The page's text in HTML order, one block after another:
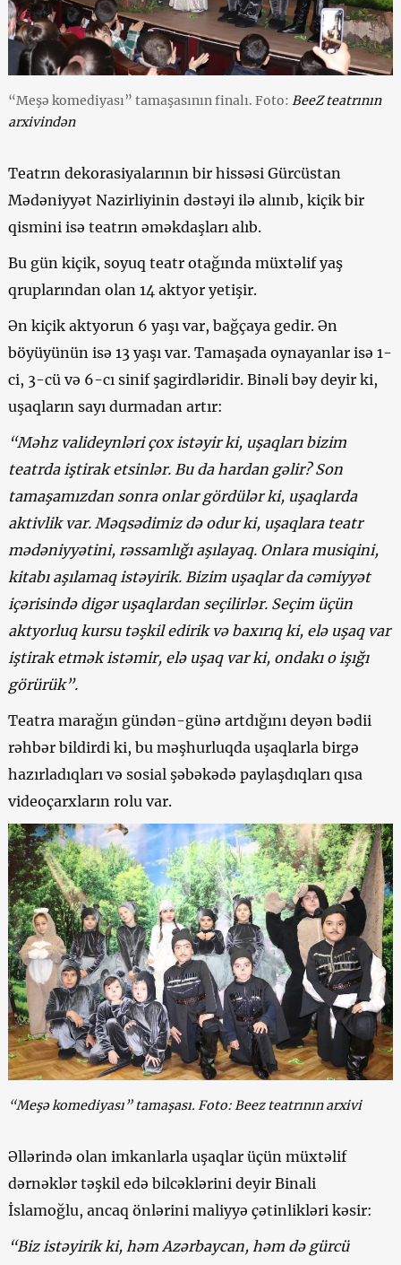
“Meşə komediyası” tamaşasının finalı. Foto: BeeZ teatrının
arxivindən
Teatrın dekorasiyalarının bir hissəsi Gürcüstan
Mədəniyyət Nazirliyinin dəstəyi ilə alınıb, kiçik bir
qismini isə teatrın əməkdaşları alıb.
Bu gün kiçik, soyuq teatr otağında müxtəlif yaş
qruplarından olan 14 aktyor yetişir.
Ən kiçik aktyorun 6 yaşı var, bağçaya gedir. Ən
böyüyünün isə 13 yaşı var. Tamaşada oynayanlar isə 1-
ci, 3-cü və 6-cı sinif şagirdləridir. Binəli bəy deyir ki,
uşaqların sayı durmadan artır:
“Məhz valideynləri çox istəyir ki, uşaqları bizim
teatrda iştirak etsinlər. Bu da hardan gəlir? Son
tamaşamızdan sonra onlar gördülər ki, uşaqlarda
aktivlik var. Məqsədimiz də odur ki, uşaqlara teatr
mədəniyyətini, rəssamlığı aşılayaq. Onlara musiqini,
kitabı aşılamaq istəyirik. Bizim uşaqlar da cəmiyyət
içərisində digər uşaqlardan seçilirlər. Seçim üçün
aktyorluq kursu təşkil edirik və baxırıq ki, elə uşaq var
iştirak etmək istəmir, elə uşaq var ki, ondakı o işığı
görürük”.
Teatra marağın gündən-günə artdığını deyən bədii
rəhbər bildirdi ki, bu məşhurluqda uşaqlarla birgə
hazırladıqları və sosial şəbəkədə paylaşdıqları qısa
videoçarxların rolu var.
“Meşə komediyası” tamaşası. Foto: Beez teatrının arxivi
Əllərində olan imkanlarla uşaqlar üçün müxtəlif
dərnəklər təşkil edə bilcəklərini deyir Binali
İslamoğlu, ancaq önlərini maliyyə çətinlikləri kəsir:
“Biz istəyirik ki, həm Azərbaycan, həm də gürcü